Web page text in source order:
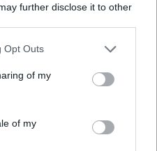
further disclose it to other
uses one or more Google
behaviour. You may click to
and its third-party tags to
purposes in below Google
Opt Outs
of my
of my